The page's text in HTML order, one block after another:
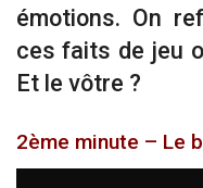
émotions. On
ces faits de jeu
Et le vôtre ?
2ème minute – Le